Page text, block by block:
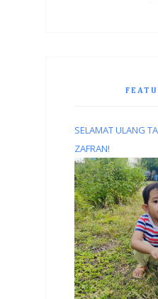
SELAMAT ULANG
ZAFRAN!